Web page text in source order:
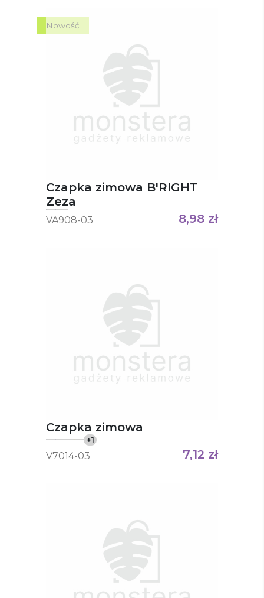
Nowość
Czapka zimowa B'RIGHT
Zeza
VA908-03 8,98 zł
Czapka zimowa
+1
V7014-03 7,12 zł